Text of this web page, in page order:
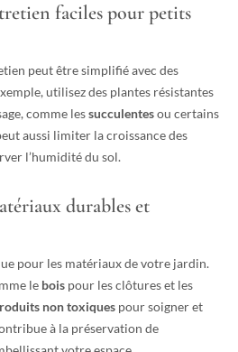
faciles pour petits
peut être simplifié avec des
utilisez des plantes résistantes
comme lessucculentesou certains
aussi limiter la croissance des
l’humidité du sol.
durables et
pour les matériaux de votre jardin.
le bois pour les clôtures et les
non toxiques pour soigner et
à la préservation de